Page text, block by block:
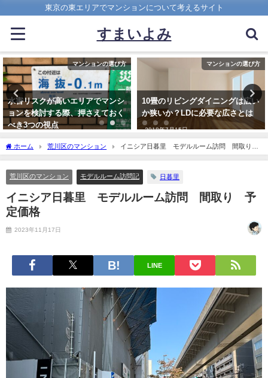
東京の東エリアでマンションについて考えるサイト
すまいよみ
マンションの選び方
10畳のリビングダイニングは広い
か狭いか？LDに必要な広さとは
2018年7月15日
マンション市場・中古相場動向
24年度江東5区、中古マンション
相場まとめ（※）
2025年10月2日
ホーム 荒川区のマンション
イニシア日暮里 モデルルーム訪問 間取り
予定価格
荒川区のマンション モデルルーム訪問記 日暮里
イニシア日暮里 モデルルーム訪問 間取り 予
定価格
2023年11月17日
LINE